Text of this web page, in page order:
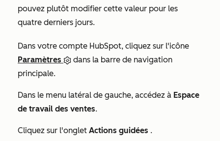
pouvez plutôt modifier cette valeur pour les
quatre derniers jours.
Dans votre compte HubSpot, cliquez sur l'icône
Paramètres
dans la barre de navigation
principale.
Dans le menu latéral de gauche, accédez à Espace
de travail des ventes.
Cliquez sur l'onglet Actions guidées .